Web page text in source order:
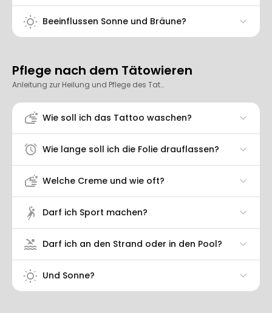
wb_sunny Beeinflussen Sonne und Bräune?
Pflege nach dem Tätowieren
Anleitung zur Heilung und Pflege des Tattoos.
soap Wie soll ich das Tattoo waschen?
alarm Wie lange soll ich die Folie drauflassen?
soap Welche Creme und wie oft?
sports_handball Darf ich Sport machen?
pool Darf ich an den Strand oder in den Pool?
wb_sunny Und Sonne?